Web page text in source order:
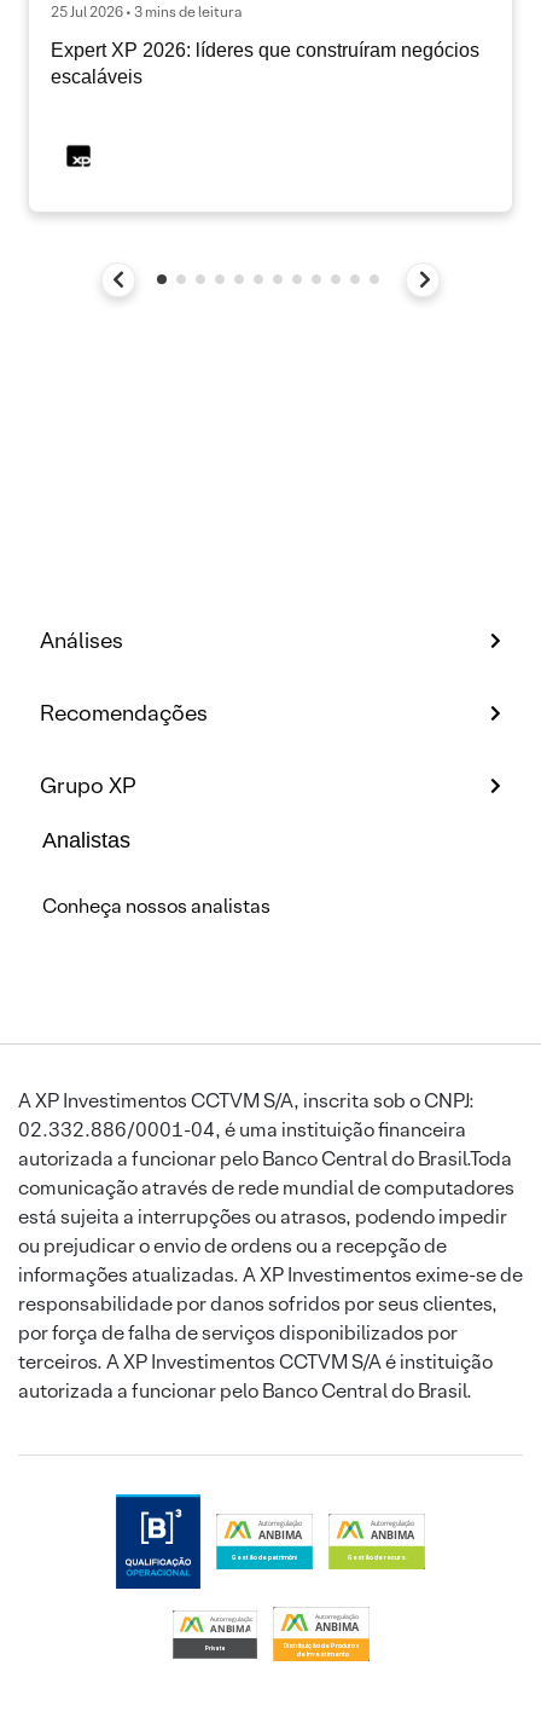
25 Jul 2026 • 3 mins de leitura
Expert XP 2026: líderes que construíram negócios
escaláveis
Análises
Recomendações
Grupo XP
Analistas
Conheça nossos analistas
A XP Investimentos CCTVM S/A, inscrita sob o CNPJ:
02.332.886/0001-04, é uma instituição financeira
autorizada a funcionar pelo Banco Central do Brasil.Toda
comunicação através de rede mundial de computadores
está sujeita a interrupções ou atrasos, podendo impedir
ou prejudicar o envio de ordens ou a recepção de
informações atualizadas. A XP Investimentos exime-se de
responsabilidade por danos sofridos por seus clientes,
por força de falha de serviços disponibilizados por
terceiros. A XP Investimentos CCTVM S/A é instituição
autorizada a funcionar pelo Banco Central do Brasil.